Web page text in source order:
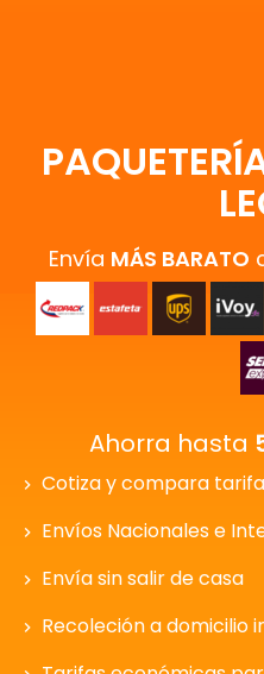
Envía MÁS BARATO
Ahorra hasta
Cotiza y compara
Envíos Nacionales e
Envía sin salir de casa
Recoleción a domicilio